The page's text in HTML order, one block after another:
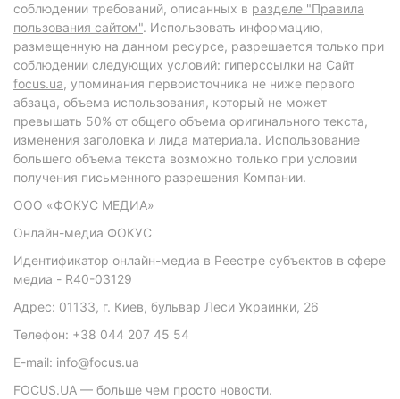
соблюдении требований, описанных в разделе "Правила
пользования сайтом". Использовать информацию,
размещенную на данном ресурсе, разрешается только при
соблюдении следующих условий: гиперссылки на Сайт
focus.ua, упоминания первоисточника не ниже первого
абзаца, объема использования, который не может
превышать 50% от общего объема оригинального текста,
изменения заголовка и лида материала. Использование
большего объема текста возможно только при условии
получения письменного разрешения Компании.
ООО «ФОКУС МЕДИА»
Онлайн-медиа ФОКУС
Идентификатор онлайн-медиа в Реестре субъектов в сфере
медиа - R40-03129
Адрес: 01133, г. Киев, бульвар Леси Украинки, 26
Телефон: +38 044 207 45 54
E-mail: info@focus.ua
FOCUS.UA — больше чем просто новости.